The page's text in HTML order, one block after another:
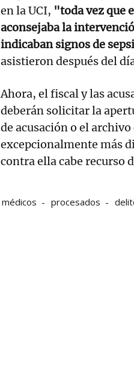
en la UCI, "toda vez que
aconsejaba la
indicaban signos de
asistieron después del
Ahora, el fiscal y las
deberán solicitar la
de acusación o el archivo
excepcionalmente más
contra ella cabe recurso
médicos procesados